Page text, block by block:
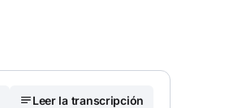
Leer la transcripción